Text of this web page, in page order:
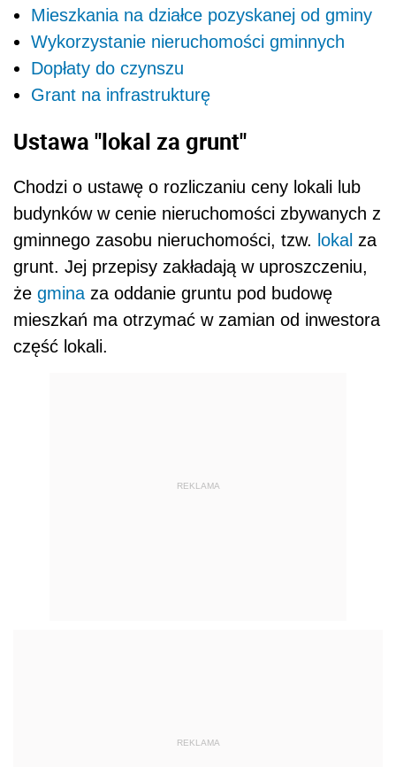
Mieszkania na działce pozyskanej od gminy
Wykorzystanie nieruchomości gminnych
Dopłaty do czynszu
Grant na infrastrukturę
Ustawa "lokal za grunt"
Chodzi o ustawę o rozliczaniu ceny lokali lub
budynków w cenie nieruchomości zbywanych z
gminnego zasobu nieruchomości, tzw. lokal za
grunt. Jej przepisy zakładają w uproszczeniu,
że gmina za oddanie gruntu pod budowę
mieszkań ma otrzymać w zamian od inwestora
część lokali.
REKLAMA
REKLAMA